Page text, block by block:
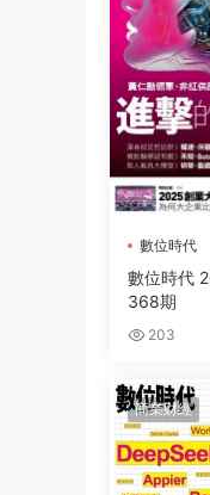
數位時代
數位時代
368期
203
商業财經